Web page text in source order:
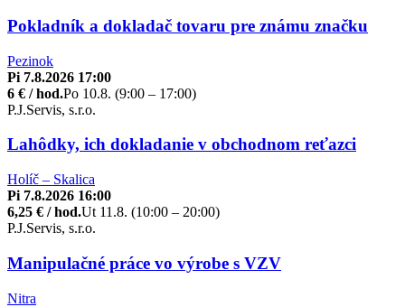
Pokladník a dokladač tovaru pre známu značku
Pezinok
Pi 7.8.2026 17:00
6 € / hod.Po 10.8. (9:00 – 17:00)
P.J.Servis, s.r.o.
Lahôdky, ich dokladanie v obchodnom reťazci
Holíč – Skalica
Pi 7.8.2026 16:00
6,25 € / hod.Ut 11.8. (10:00 – 20:00)
P.J.Servis, s.r.o.
Manipulačné práce vo výrobe s VZV
Nitra